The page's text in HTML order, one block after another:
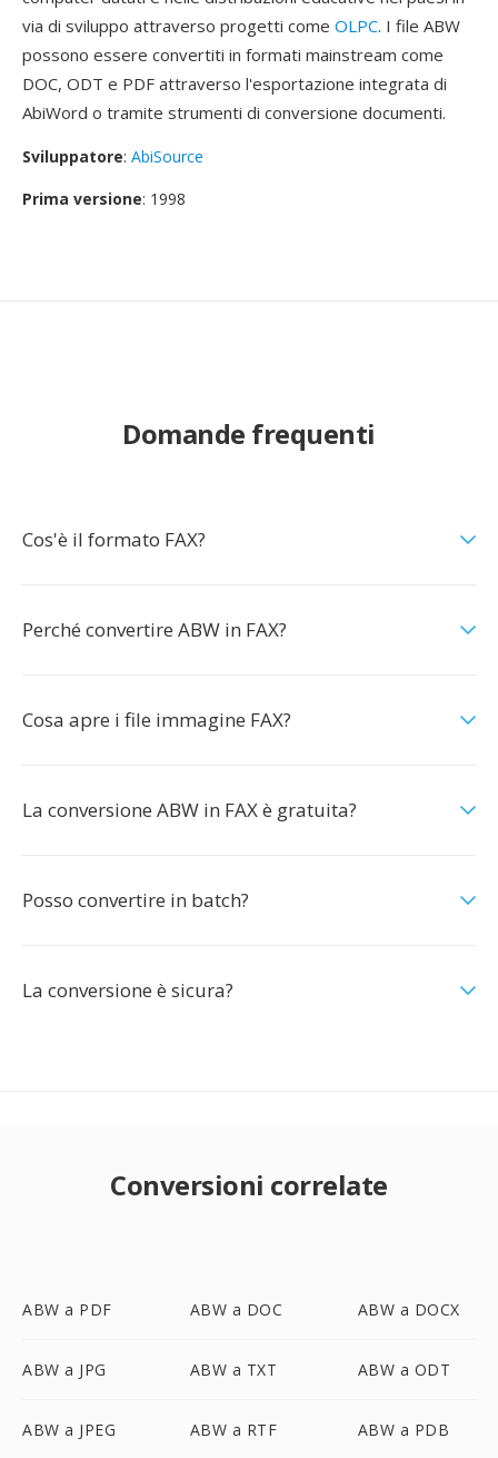
via di sviluppo attraverso progetti come OLPC. I file ABW
possono essere convertiti in formati mainstream come
DOC, ODT e PDF attraverso l'esportazione integrata di
AbiWord o tramite strumenti di conversione documenti.
Sviluppatore: AbiSource
Prima versione: 1998
Domande frequenti
Cos'è il formato FAX?
Perché convertire ABW in FAX?
Cosa apre i file immagine FAX?
La conversione ABW in FAX è gratuita?
Posso convertire in batch?
La conversione è sicura?
Conversioni correlate
ABW a PDF ABW a DOC ABW a DOCX
ABW a JPG ABW a TXT ABW a ODT
ABW a JPEG ABW a RTF ABW a PDB